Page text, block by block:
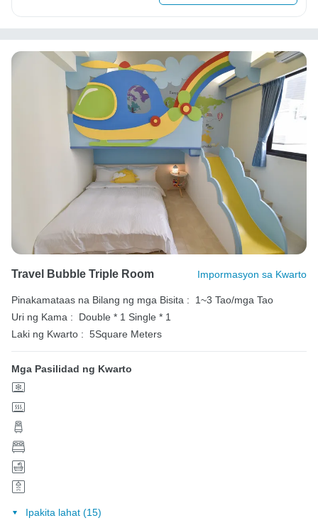
Travel Bubble Triple Room Impormasyon sa Kwarto
Pinakamataas na Bilang ng mga Bisita :
1~3 Tao/mga Tao
Uri ng Kama :
Double * 1 Single * 1
Laki ng Kwarto : 5Square Meters
Mga Pasilidad ng Kwarto
Ipakita lahat (15)